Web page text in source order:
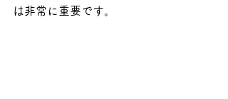
は非常に重要です。